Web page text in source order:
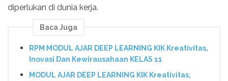
diperlukan di dunia kerja.
Baca Juga
RPM MODUL AJAR DEEP LEARNING KIK Kreativitas,
Inovasi Dan Kewirausahaan KELAS 11
MODUL AJAR DEEP LEARNING KIK Kreativitas,